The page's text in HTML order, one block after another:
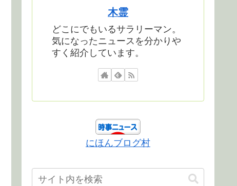
木霊
どこにでもいるサラリーマン。
気になったニュースを分かりや
すく紹介しています。
にほんブログ村